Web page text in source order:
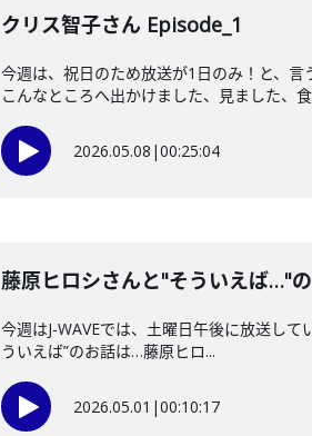
クリス智子さん Episode_1
今週は、祝日のため放送が1日のみ！と、
こんなところへ出かけました、見ました、
2026.05.08 |00:25:04
藤原ヒロシさんと"そういえば…"
今週はJ-WAVEでは、土曜日午後に放送し
ういえば”のお話は…藤原ヒロ...
2026.05.01 |00:10:17